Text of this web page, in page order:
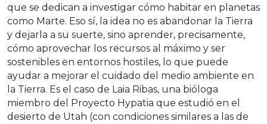
que se dedican a investigar cómo habitar en planetas
como Marte. Eso sí, la idea no es abandonar la Tierra
y dejarla a su suerte, sino aprender, precisamente,
cómo aprovechar los recursos al máximo y ser
sostenibles en entornos hostiles, lo que puede
ayudar a mejorar el cuidado del medio ambiente en
la Tierra. Es el caso de Laia Ribas, una bióloga
miembro del Proyecto Hypatia que estudió en el
desierto de Utah (con condiciones similares a las de